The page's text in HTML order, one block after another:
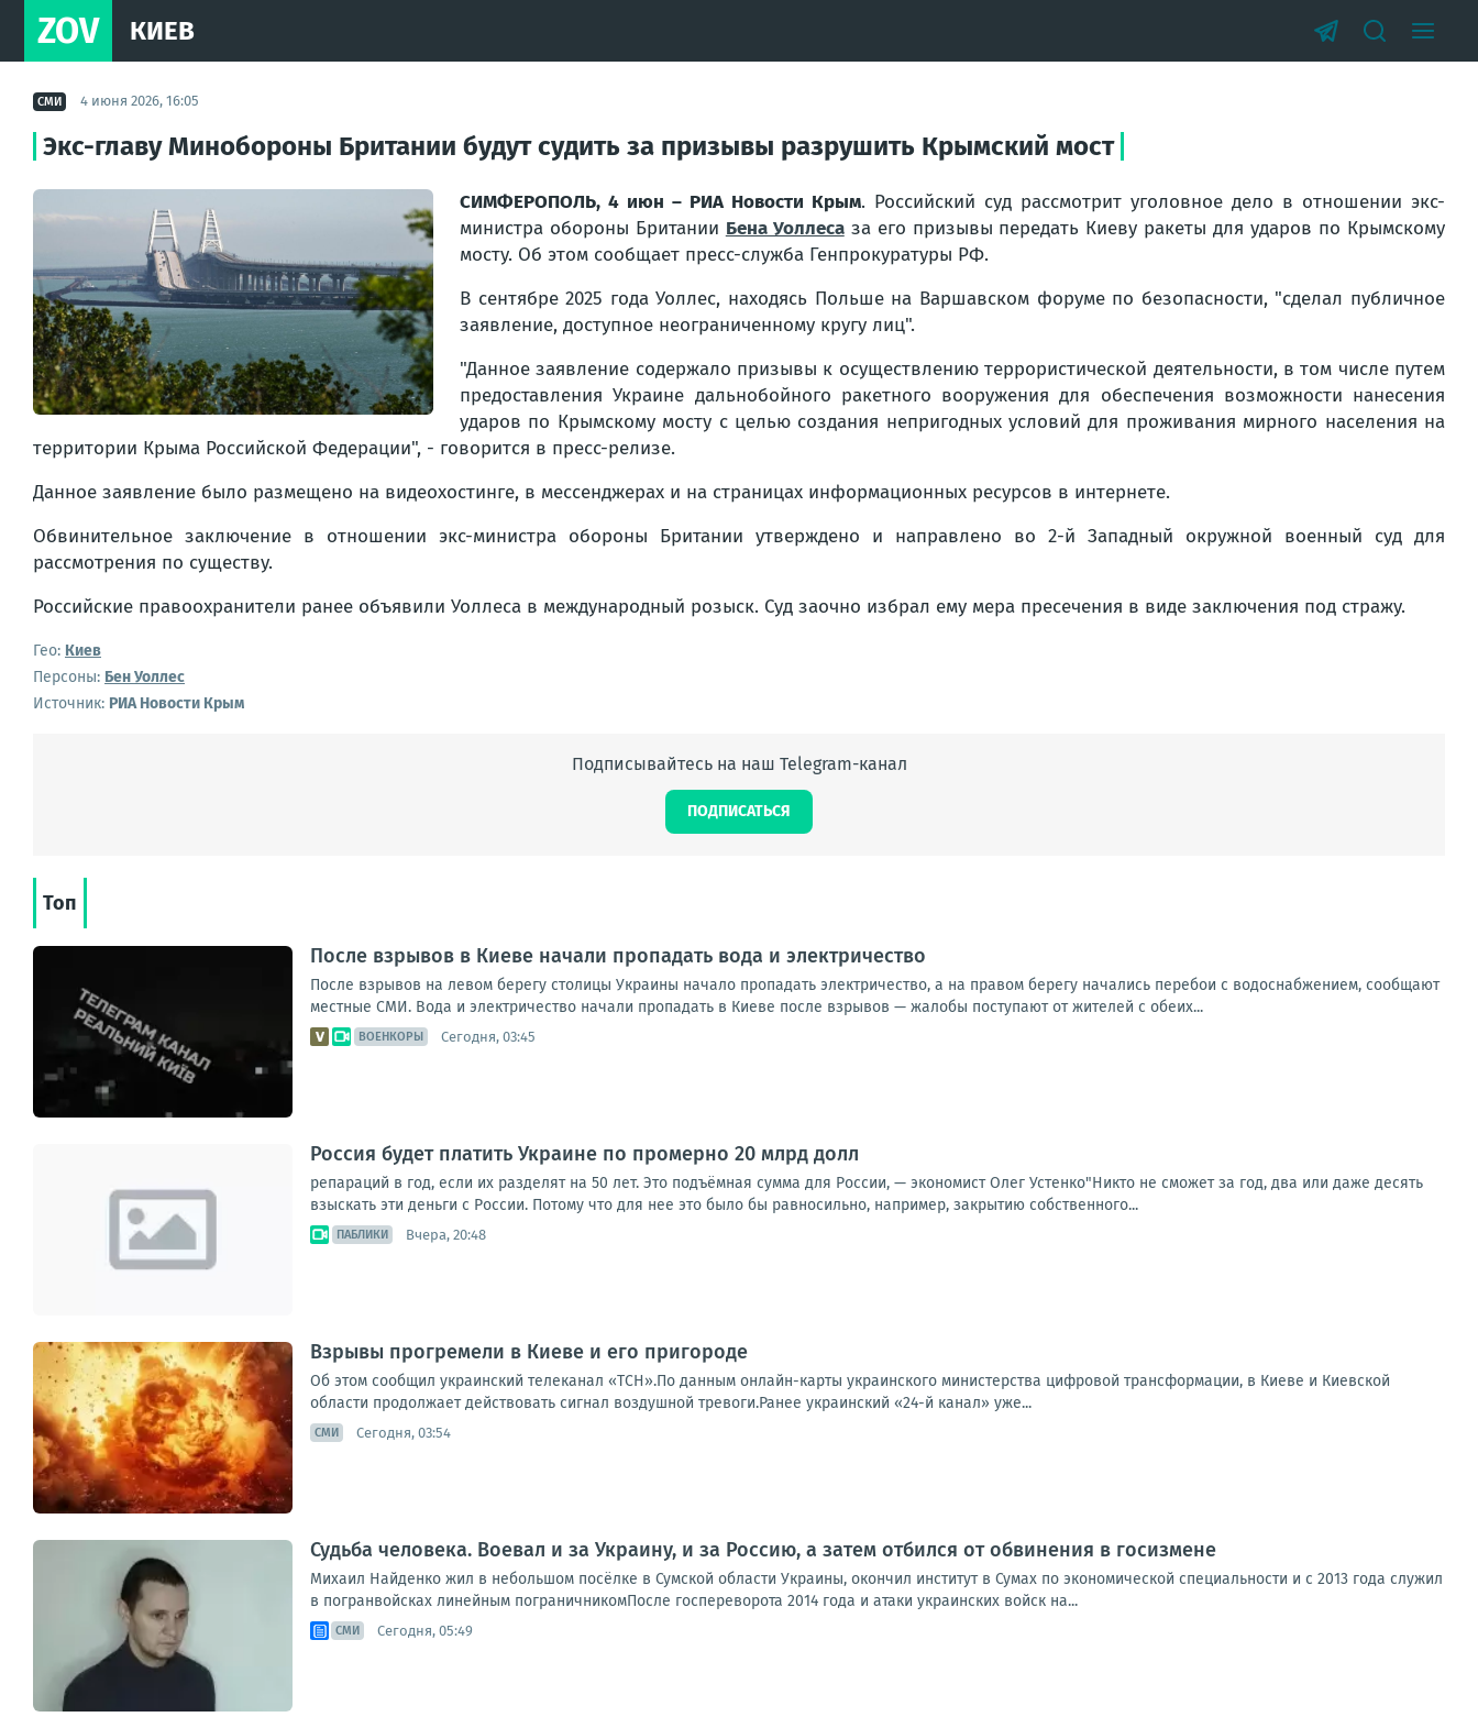
ZOV КИЕВ
СМИ 4 июня 2026, 16:05
Экс-главу Минобороны Британии будут судить за призывы разрушить Крымский мост
СИМФЕРОПОЛЬ, 4 июн – РИА Новости Крым. Российский суд рассмотрит уголовное дело в отношении экс-
министра обороны Британии Бена Уоллесаза его призывы передать Киеву ракеты для ударов по Крымскому
мосту. Об этом сообщает пресс-служба Генпрокуратуры РФ.
В сентябре 2025 года Уоллес, находясь Польше на Варшавском форуме по безопасности, "сделал публичное
заявление, доступное неограниченному кругу лиц".
"Данное заявление содержало призывы к осуществлению террористической деятельности, в том числе путем
предоставления Украине дальнобойного ракетного вооружения для обеспечения возможности нанесения
ударов по Крымскому мосту с целью создания непригодных условий для проживания мирного населения на
территории Крыма Российской Федерации", - говорится в пресс-релизе.
Данное заявление было размещено на видеохостинге, в мессенджерах и на страницах информационных ресурсов в интернете.
Обвинительное заключение в отношении экс-министра обороны Британии утверждено и направлено во 2-й Западный окружной военный суд для
рассмотрения по существу.
Российские правоохранители ранее объявили Уоллеса в международный розыск. Суд заочно избрал ему мера пресечения в виде заключения под стражу.
Гео: Киев
Персоны: Бен Уоллес
Источник: РИА Новости Крым
Подписывайтесь на наш Telegram-канал
ПОДПИСАТЬСЯ
Топ
После взрывов в Киеве начали пропадать вода и электричество
После взрывов на левом берегу столицы Украины начало пропадать электричество, а на правом берегу начались перебои с водоснабжением, сообщают
местные СМИ. Вода и электричество начали пропадать в Киеве после взрывов — жалобы поступают от жителей с обеих...
ВОЕНКОРЫ Сегодня, 03:45
Россия будет платить Украине по промерно 20 млрд долл
репараций в год, если их разделят на 50 лет. Это подъёмная сумма для России, — экономист Олег Устенко"Никто не сможет за год, два или даже десять
взыскать эти деньги с России. Потому что для нее это было бы равносильно, например, закрытию собственного...
ПАБЛИКИ Вчера, 20:48
Взрывы прогремели в Киеве и его пригороде
Об этом сообщил украинский телеканал «ТСН».По данным онлайн-карты украинского министерства цифровой трансформации, в Киеве и Киевской
области продолжает действовать сигнал воздушной тревоги.Ранее украинский «24-й канал» уже...
СМИ Сегодня, 03:54
Судьба человека. Воевал и за Украину, и за Россию, а затем отбился от обвинения в госизмене
Михаил Найденко жил в небольшом посёлке в Сумской области Украины, окончил институт в Сумах по экономической специальности и с 2013 года служил
в погранвойсках линейным пограничникомПосле госпереворота 2014 года и атаки украинских войск на...
СМИ Сегодня, 05:49